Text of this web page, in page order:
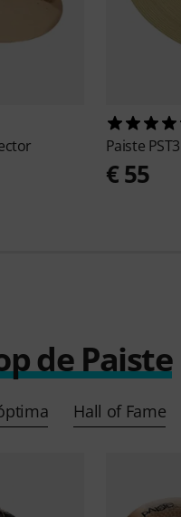
Paiste
€ 55
de Paiste
Hall of Fame